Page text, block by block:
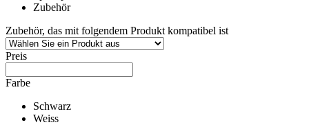
Zubehör
Zubehör, das mit folgendem Produkt kompatibel ist
Preis
Farbe
Schwarz
Weiss